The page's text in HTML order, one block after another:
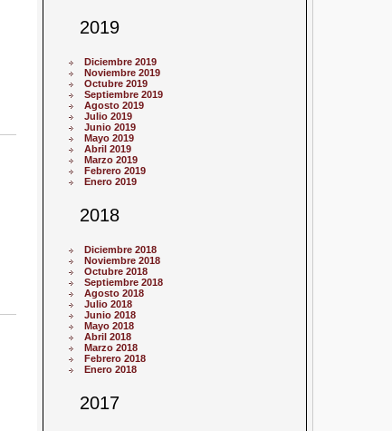
2019
Diciembre 2019
Noviembre 2019
Octubre 2019
Septiembre 2019
Agosto 2019
Julio 2019
Junio 2019
Mayo 2019
Abril 2019
Marzo 2019
Febrero 2019
Enero 2019
2018
Diciembre 2018
Noviembre 2018
Octubre 2018
Septiembre 2018
Agosto 2018
Julio 2018
Junio 2018
Mayo 2018
Abril 2018
Marzo 2018
Febrero 2018
Enero 2018
2017